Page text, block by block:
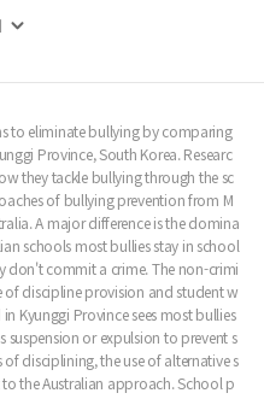
. 결론적으로 학교폭력예방을 위하여
. 따라서 이 연구는 초, 중, 고등학교에 겸
것을 제안하고 있다.
to eliminate bullying by comparing
Province, South Korea. Researc
they tackle bullying through the sc
of bullying prevention from M
A major difference is the domina
schools most bullies stay in school
don't commit a crime. The non-crimi
of discipline provision and student w
Kyunggi Province sees most bullies
or expulsion to prevent s
disciplining, the use of alternative s
the Australian approach. School p